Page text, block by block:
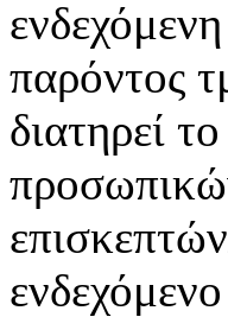
παρόντος
διατηρεί